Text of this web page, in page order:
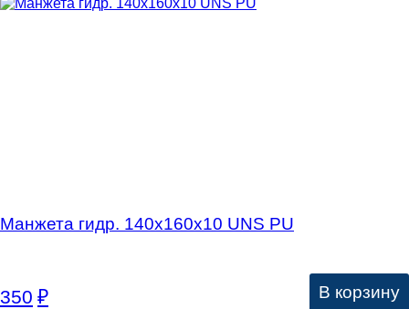
Манжета гидр. 140х160х10 UNS PU
350 ₽ В корзину